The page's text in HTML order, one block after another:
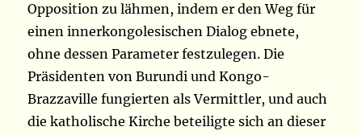
Opposition zu lähmen, indem er den Weg für
einen innerkongolesischen Dialog ebnete,
ohne dessen Parameter festzulegen. Die
Präsidenten von Burundi und Kongo-
Brazzaville fungierten als Vermittler, und auch
die katholische Kirche beteiligte sich an dieser